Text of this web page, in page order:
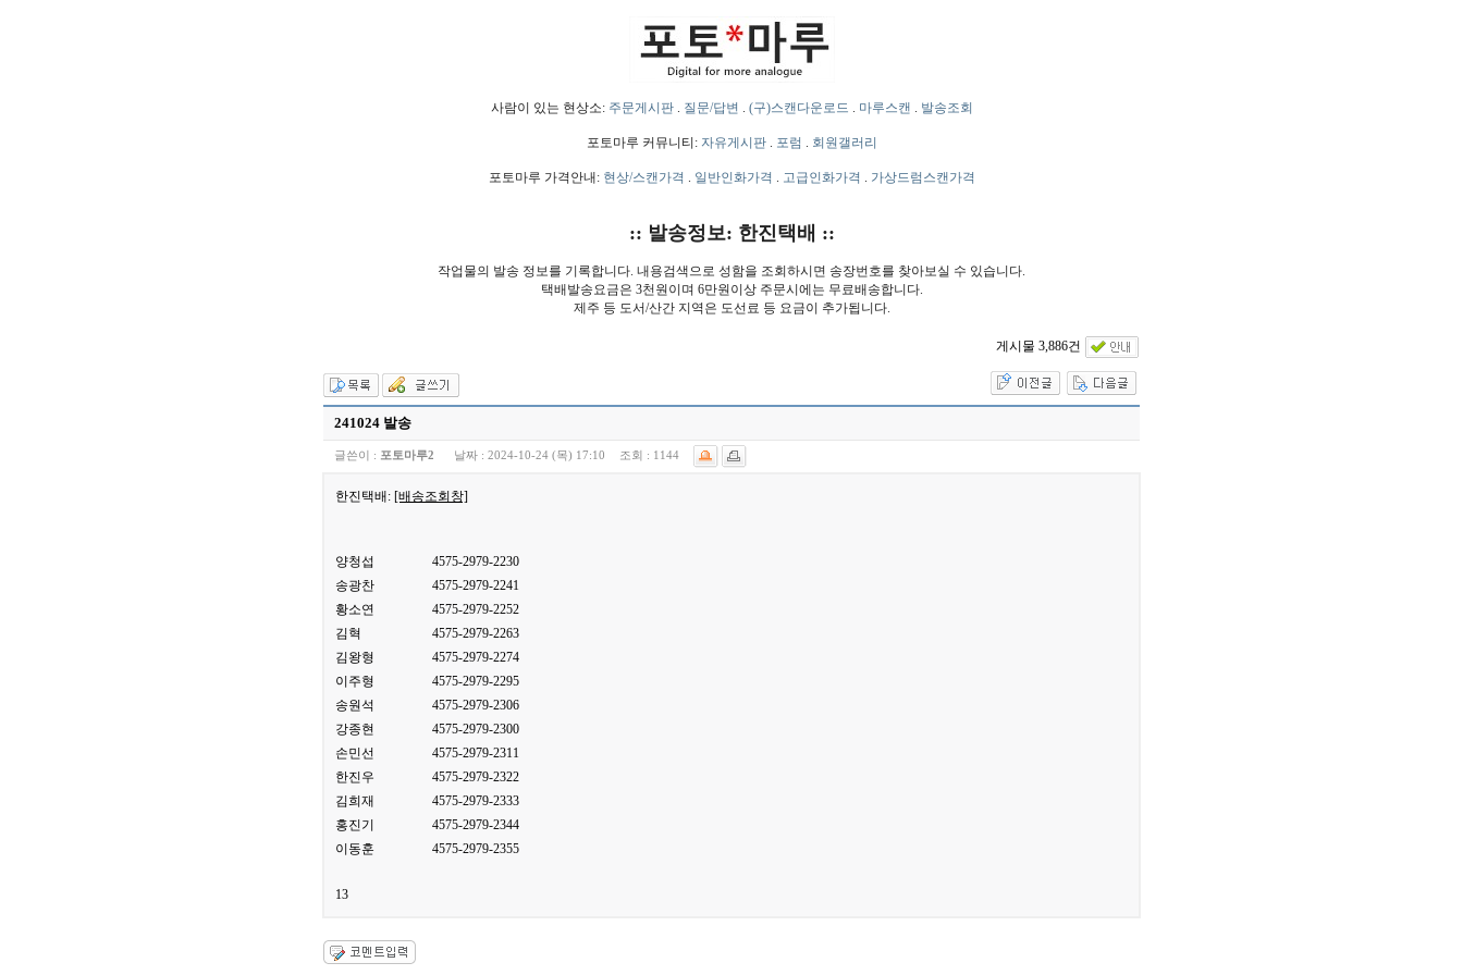
사람이 있는 현상소: 주문게시판. 질문/답변 . (구)스캔다운로드 . 마루스캔 . 발송조회
포토마루 커뮤니티: 자유게시판. 포럼 . 회원갤러리
포토마루 가격안내: 현상/스캔가격 . 일반인화가격 . 고급인화가격 . 가상드럼스캔가격
:: 발송정보: 한진택배 ::
작업물의 발송 정보를 기록합니다. 내용검색으로 성함을 조회하시면 송장번호를 찾아보실 수 있습니다.
택배발송요금은 3천원이며 6만원이상 주문시에는 무료배송합니다.
제주 등 도서/산간 지역은 도선료 등 요금이 추가됩니다.
게시물 3,886건
241024 발송
글쓴이 : 포토마루2 날짜 : 2024-10-24 (목) 17:10 조회 : 1144
한진택배: [배송조회창]
양청섭
4575-2979-2230
송광찬
4575-2979-2241
황소연
4575-2979-2252
김혁
4575-2979-2263
김왕형
4575-2979-2274
이주형
4575-2979-2295
송원석
4575-2979-2306
강종현
4575-2979-2300
손민선
4575-2979-2311
한진우
4575-2979-2322
김희재
4575-2979-2333
홍진기
4575-2979-2344
이동훈
4575-2979-2355
13